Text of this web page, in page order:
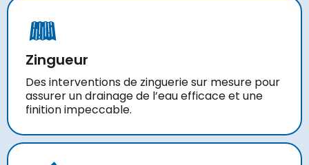
Zingueur
Des interventions de zinguerie sur mesure pour
assurer un drainage de l’eau efficace et une
finition impeccable.